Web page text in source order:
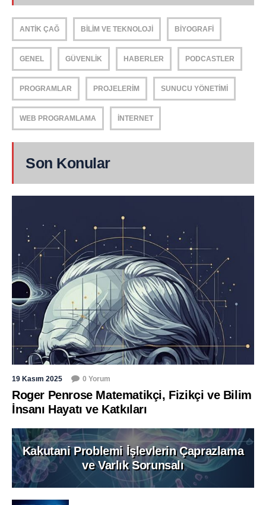
ANTIK ÇAĞ BILIM VE TEKNOLOJI BIYOGRAFI
GENEL GÜVENLIK HABERLER PODCASTLER
PROGRAMLAR PROJELERIM SUNUCU YÖNETIMI
WEB PROGRAMLAMA İNTERNET
Son Konular
19 Kasım 2025 0 Yorum
Roger Penrose Matematikçi, Fizikçi ve Bilim
İnsanı Hayatı ve Katkıları
Kakutani Problemi İşlevlerin Çaprazlama
ve Varlık Sorunsalı